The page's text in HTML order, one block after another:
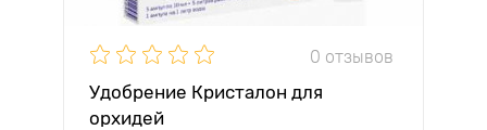
0 отзывов
Удобрение Кристалон для
орхидей